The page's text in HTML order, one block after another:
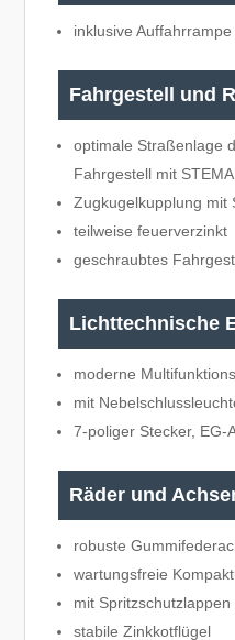
inklusive Auffahrrampe
Fahrgestell und
optimale Straßenlage
Fahrgestell mit
Zugkugelkupplung mit
teilweise feuerverzinkt
geschraubtes
Lichttechnische
moderne
mit
7-poliger Stecker, EG-
Räder und
robuste
wartungsfreie
mit
stabile Zinkkotflügel